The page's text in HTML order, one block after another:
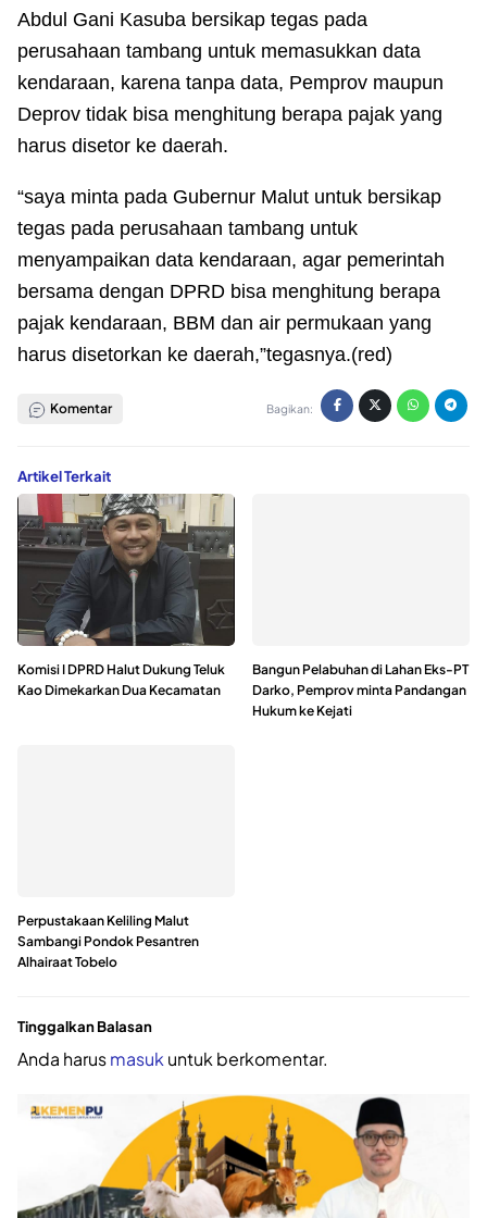
Abdul Gani Kasuba bersikap tegas pada
perusahaan tambang untuk memasukkan data
kendaraan, karena tanpa data, Pemprov maupun
Deprov tidak bisa menghitung berapa pajak yang
harus disetor ke daerah.
“saya minta pada Gubernur Malut untuk bersikap
tegas pada perusahaan tambang untuk
menyampaikan data kendaraan, agar pemerintah
bersama dengan DPRD bisa menghitung berapa
pajak kendaraan, BBM dan air permukaan yang
harus disetorkan ke daerah,”tegasnya.(red)
Komentar Bagikan:
Artikel Terkait
Komisi I DPRD Halut Dukung Teluk
Kao Dimekarkan Dua Kecamatan
Bangun Pelabuhan di Lahan Eks-PT
Darko, Pemprov minta Pandangan
Hukum ke Kejati
Perpustakaan Keliling Malut
Sambangi Pondok Pesantren
Alhairaat Tobelo
Tinggalkan Balasan
Anda harusmasuk untuk berkomentar.